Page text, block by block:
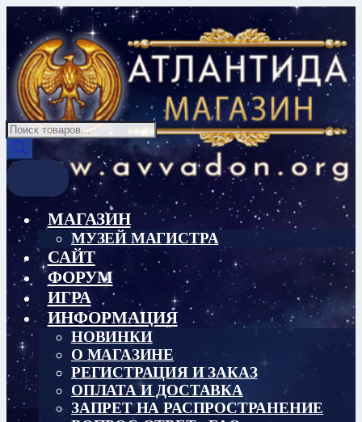
Перейти
навигации
Перейти
содержимому
Поиск
товаров
МАГАЗИН
МУЗЕЙ МАГИСТРА
САЙТ
ФОРУМ
ИГРА
ИНФОРМАЦИЯ
НОВИНКИ
О МАГАЗИНЕ
РЕГИСТРАЦИЯ И ЗАКАЗ
ОПЛАТА И ДОСТАВКА
ЗАПРЕТ НА РАСПРОСТРАНЕНИЕ